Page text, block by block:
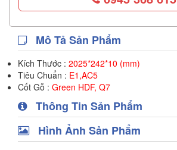
Mô Tả Sản Phẩm
Kích Thước : 2025*242*10 (mm)
Tiêu Chuẩn : E1,AC5
Cốt Gỗ : Green HDF, Q7
Thông Tin Sản Phẩm
Hình Ảnh Sản Phẩm